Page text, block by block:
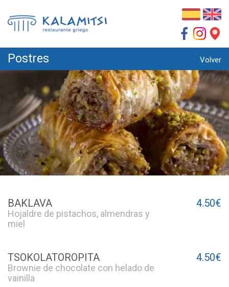
Postres Volver
BAKLAVA
Hojaldre de pistachos, almendras y
miel
4.50€
TSOKOLATOROPITA
Brownie de chocolate con helado de
vainilla
4.50€